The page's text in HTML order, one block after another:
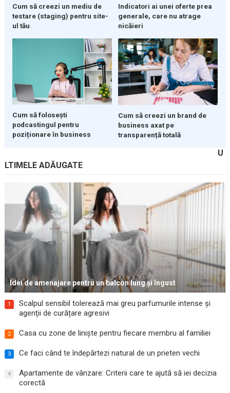
Cum să creezi un mediu de
testare (staging) pentru site-
ul tău
Indicatori ai unei oferte prea
generale, care nu atrage
nicăieri
Cum să folosești
podcastingul pentru
poziționare în business
Cum să creezi un brand de
business axat pe
transparență totală
U
LTIMELE ADĂUGATE
Idei de amenajare pentru un balcon lung și îngust
1
Scalpul sensibil tolerează mai greu parfumurile intense și
agenții de curățare agresivi
2 Casa cu zone de liniște pentru fiecare membru al familiei
3 Ce faci când te îndepărtezi natural de un prieten vechi
4
Apartamente de vânzare: Criterii care te ajută să iei decizia
corectă